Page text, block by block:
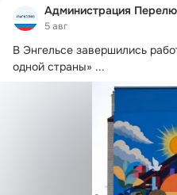
5 авг
В Энгельсе завершились
одной страны» ...